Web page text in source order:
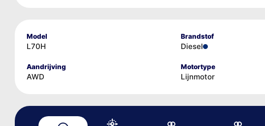
Model
L70H
Brandstof
Diesel
Aandrijving
AWD
Motortype
Lijnmotor